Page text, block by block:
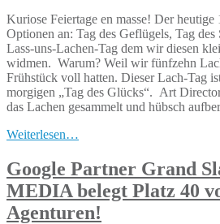
Kuriose Feiertage en masse! Der
Optionen an: Tag des Geflügels, Tag
Lass-uns-Lachen-Tag dem wir diesen
widmen. Warum? Weil wir fünfzehn
Frühstück voll hatten. Dieser Lach-Tag
morgigen „Tag des Glücks“. Art
das Lachen gesammelt und hübsch
Weiterlesen…
Google Partner Grand
MEDIA belegt Platz 40
Agenturen!